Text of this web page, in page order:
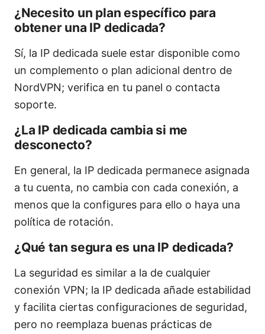
¿Necesito un plan específico para
obtener una IP dedicada?
Sí, la IP dedicada suele estar disponible como
un complemento o plan adicional dentro de
NordVPN; verifica en tu panel o contacta
soporte.
¿La IP dedicada cambia si me
desconecto?
En general, la IP dedicada permanece asignada
a tu cuenta, no cambia con cada conexión, a
menos que la configures para ello o haya una
política de rotación.
¿Qué tan segura es una IP dedicada?
La seguridad es similar a la de cualquier
conexión VPN; la IP dedicada añade estabilidad
y facilita ciertas configuraciones de seguridad,
pero no reemplaza buenas prácticas de